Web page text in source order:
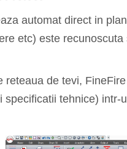
automat direct in
etc) este
reteaua de tevi,
specificatii tehnice)